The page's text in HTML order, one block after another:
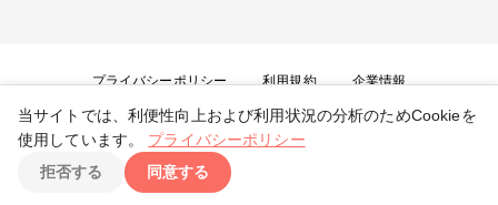
プライバシーポリシー 利用規約 企業情報
お問い合わせ
Copyright ©2026tryangle Co., Ltd. All Rights Reserved.
当サイトでは、利便性向上および利用状況の分析のためCookieを
使用しています。
プライバシーポリシー
拒否する
同意する